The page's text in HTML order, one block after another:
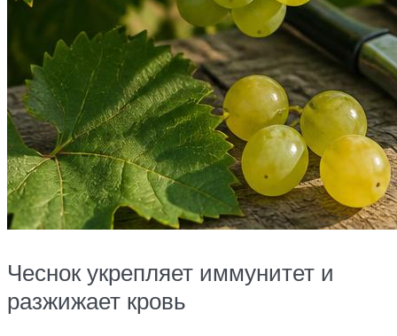
Чеснок укрепляет иммунитет и
разжижает кровь